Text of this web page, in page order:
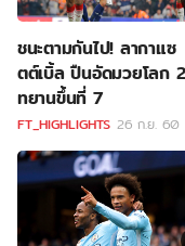
ชนะตามกันไป! ลากาแซ
ตต์เบิ้ล ปืนอัดมวยโลก
ทยานขึ้นที่ 7
FT_HIGHLIGHTS 26 ก.ย. 60